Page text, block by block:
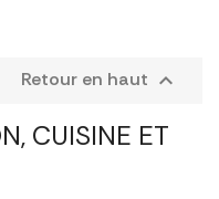
CUISINE ET
Retour en haut 